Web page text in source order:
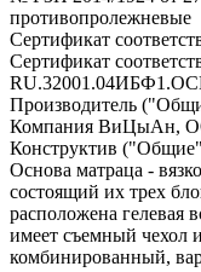
противопролежневые
Сертификат
Сертификат
Производитель
Компания ВиЦыАн,
Конструктив
Основа матраца -
состоящий их трех
расположена гелевая
имеет съемный чехол
комбинированный,